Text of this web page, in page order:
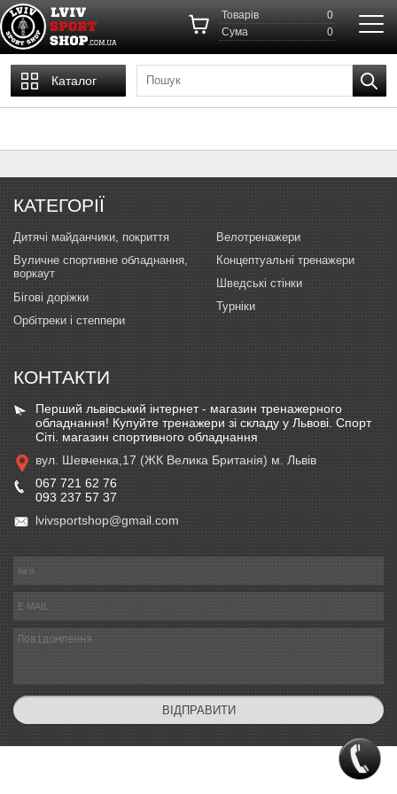
Товарів
0
Cума
0
Каталог
КАТЕГОРІЇ
Дитячі майданчики, покриття
Вуличне спортивне обладнання,
воркаут
Бігові доріжки
Орбітреки і степпери
Велотренажери
Концептуальні тренажери
Шведські стінки
Турніки
КОНТАКТИ
Перший львівський інтернет - магазин тренажерного
обладнання! Купуйте тренажери зі складу у Львові. Спорт
Сіті. магазин спортивного обладнання
вул. Шевченка,17 (ЖК Велика Британія) м. Львів
067 721 62 76
093 237 57 37
lvivsportshop@gmail.com